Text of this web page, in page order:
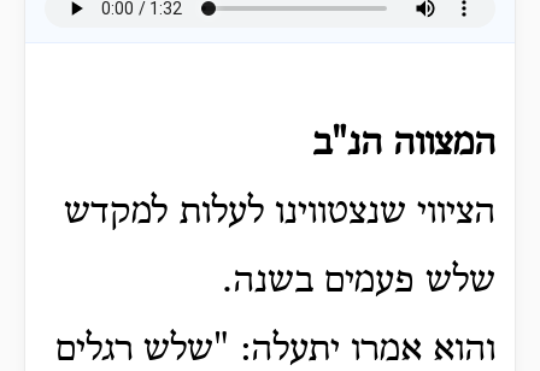
המצווה הנ"ב
הציווי שנצטווינו לעלות למקדש
שלש פעמים בשנה.
והוא אמרו יתעלה: "שלש רגלים